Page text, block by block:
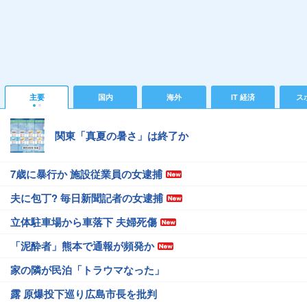
主要 国内 海外 IT 経済 ス
関東「真夏の暑さ」は終了か
7歳に暴行か 施設従業員の女逮捕
夫に包丁? 毎日新聞記者の女逮捕
立体駐車場から車落下 夫婦死傷
「泥酔者」熊本で通報が頻発か
家の隣が民泊「トラウマなった」
露 原爆投下巡り広島市長を批判